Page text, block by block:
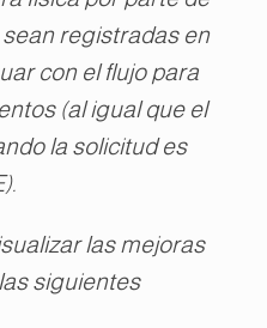
registradas en
con el flujo para
(al igual que el
la solicitud es
las mejoras
siguientes